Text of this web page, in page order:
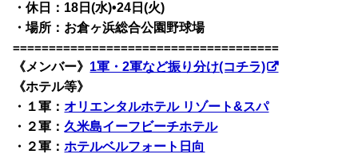
・休日：18日(水)•24日(火)
・場所：お倉ヶ浜総合公園野球場
=====================================
《メンバー》 1軍・2軍など振り分け(コチラ)
《ホテル等》
・１軍：オリエンタルホテル リゾート&スパ
・２軍：久米島イーフビーチホテル
・２軍：ホテルベルフォート日向